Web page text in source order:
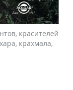
красителей
крахмала,